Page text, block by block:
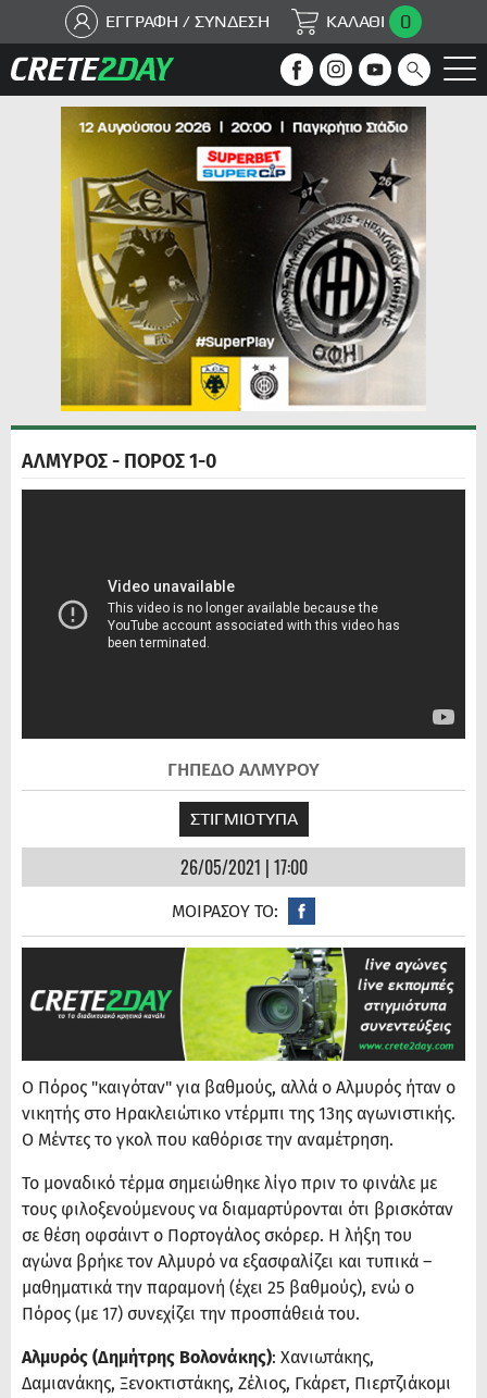
ΕΓΓΡΑΦΗ / ΣΥΝΔΕΣΗ ΚΑΛΑΘΙ 0
ΑΛΜΥΡΟΣ - ΠΟΡΟΣ 1-0
ΓΗΠΕΔΟ ΑΛΜΥΡΟΥ
ΣΤΙΓΜΙΟΤΥΠΑ
26/05/2021 | 17:00
ΜΟΙΡΑΣΟΥ ΤΟ:
Ο Πόρος "καιγόταν" για βαθμούς, αλλά ο Αλμυρός ήταν ο
νικητής στο Ηρακλειώτικο ντέρμπι της 13ης αγωνιστικής.
Ο Μέντες το γκολ που καθόρισε την αναμέτρηση.
Το μοναδικό τέρμα σημειώθηκε λίγο πριν το φινάλε με
τους φιλοξενούμενους να διαμαρτύρονται ότι βρισκόταν
σε θέση οφσάιντ ο Πορτογάλος σκόρερ. Η λήξη του
αγώνα βρήκε τον Αλμυρό να εξασφαλίζει και τυπικά –
μαθηματικά την παραμονή (έχει 25 βαθμούς), ενώ ο
Πόρος (με 17) συνεχίζει την προσπάθειά του.
Αλμυρός (Δημήτρης Βολονάκης): Χανιωτάκης,
Δαμιανάκης, Ξενοκτιστάκης, Ζέλιος, Γκάρετ, Πιερτζιάκομι